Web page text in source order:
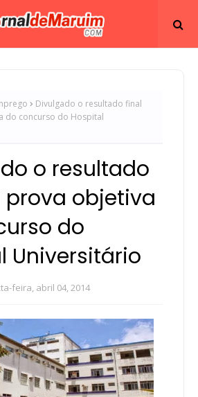
Divulgado o resultado final
do concurso do Hospital
o resultado
objetiva
do
Universitário
feira, abril 04, 2014